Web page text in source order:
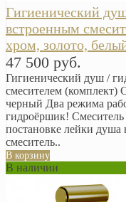
Гигиенический
встроенным
хром, золото,
47 500 руб.
Гигиенический душ /
смесителем (комплект)
черный Два режима
гидроёршик! Смеситель
постановке лейки душа
смеситель..
В корзину
В наличии